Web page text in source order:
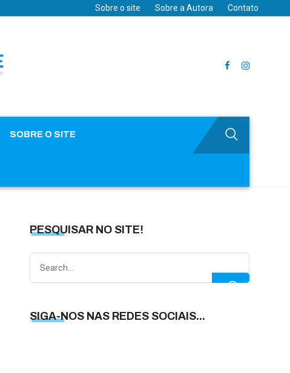
Sobre o site Sobre a Autora Contato
SOBRE O SITE
PESQUISAR NO SITE!
SIGA-NOS NAS REDES SOCIAIS...